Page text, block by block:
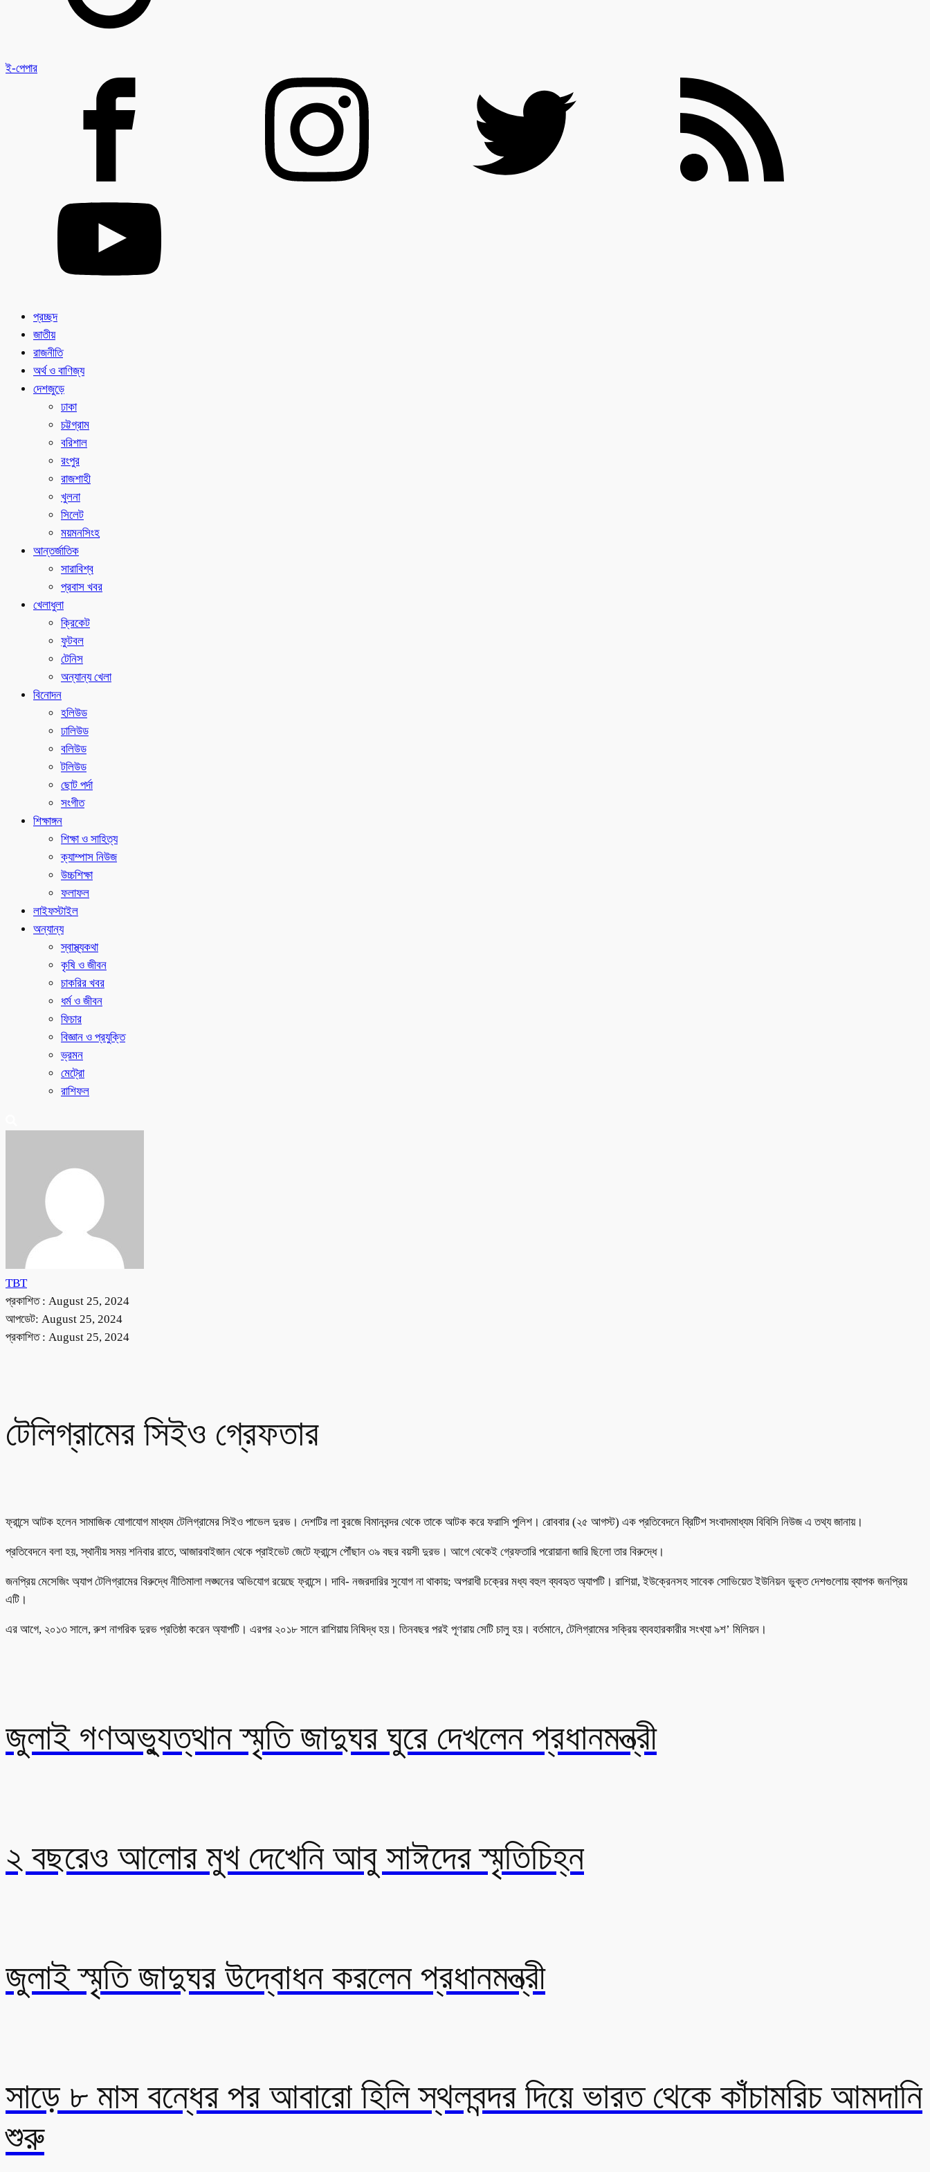
ই-পেপার
প্রচ্ছদ
জাতীয়
রাজনীতি
অর্থ ও বাণিজ্য
দেশজুড়ে
ঢাকা
চট্টগ্রাম
বরিশাল
রংপুর
রাজশাহী
খুলনা
সিলেট
ময়মনসিংহ
আন্তর্জাতিক
সারাবিশ্ব
প্রবাস খবর
খেলাধুলা
ক্রিকেট
ফুটবল
টেনিস
অন্যান্য খেলা
বিনোদন
হলিউড
ঢালিউড
বলিউড
টলিউড
ছোট পর্দা
সংগীত
শিক্ষাঙ্গন
শিক্ষা ও সাহিত্য
ক্যাম্পাস নিউজ
উচ্চশিক্ষা
ফলাফল
লাইফস্টাইল
অন্যান্য
স্বাস্থ্যকথা
কৃষি ও জীবন
চাকরির খবর
ধর্ম ও জীবন
ফিচার
বিজ্ঞান ও প্রযুক্তি
ভ্রমন
মেট্রো
রাশিফল
TBT
প্রকাশিত : August 25, 2024
আপডেট: August 25, 2024
প্রকাশিত : August 25, 2024
টেলিগ্রামের সিইও গ্রেফতার
ফ্রান্সে আটক হলেন সামাজিক যোগাযোগ মাধ্যম টেলিগ্রামের সিইও পাভেল দুরভ। দেশটির লা বুরজে বিমানবন্দর থেকে তাকে আটক করে ফরাসি পুলিশ। রোববার (২৫ আগস্ট) এক প্রতিবেদনে ব্রিটিশ সংবাদমাধ্যম বিবিসি নিউজ এ তথ্য জানায়।
প্রতিবেদনে বলা হয়, স্থানীয় সময় শনিবার রাতে, আজারবাইজান থেকে প্রাইভেট জেটে ফ্রান্সে পৌঁছান ৩৯ বছর বয়সী দুরভ। আগে থেকেই গ্রেফতারি পরোয়ানা জারি ছিলো তার বিরুদ্ধে।
জনপ্রিয় মেসেজিং অ্যাপ টেলিগ্রামের বিরুদ্ধে নীতিমালা লঙ্ঘনের অভিযোগ রয়েছে ফ্রান্সে। দাবি- নজরদারির সুযোগ না থাকায়; অপরাধী চক্রের মধ্য বহুল ব্যবহৃত অ্যাপটি। রাশিয়া, ইউক্রেনসহ সাবেক সোভিয়েত ইউনিয়ন ভুক্ত দেশগুলোয় ব্যাপক জনপ্রিয়
এটি।
এর আগে, ২০১৩ সালে, রুশ নাগরিক দুরভ প্রতিষ্ঠা করেন অ্যাপটি। এরপর ২০১৮ সালে রাশিয়ায় নিষিদ্ধ হয়। তিনবছর পরই পূণরায় সেটি চালু হয়। বর্তমানে, টেলিগ্রামের সক্রিয় ব্যবহারকারীর সংখ্যা ৯শ’ মিলিয়ন।
জুলাই গণঅভ্যুত্থান স্মৃতি জাদুঘর ঘুরে দেখলেন প্রধানমন্ত্রী
২ বছরেও আলোর মুখ দেখেনি আবু সাঈদের স্মৃতিচিহ্ন
জুলাই স্মৃতি জাদুঘর উদ্বোধন করলেন প্রধানমন্ত্রী
সাড়ে ৮ মাস বন্ধের পর আবারো হিলি স্থলবন্দর দিয়ে ভারত থেকে কাঁচামরিচ আমদানি
শুরু